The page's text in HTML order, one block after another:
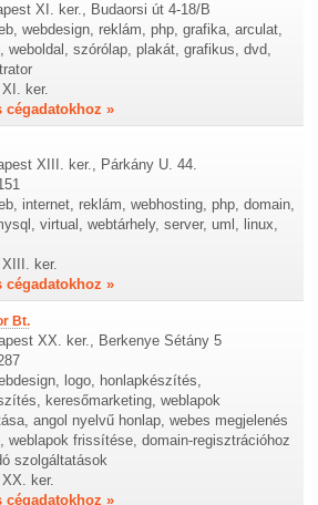
XI. ker., Budaorsi út 4-18/B
webdesign, reklám, php, grafika, arculat,
weboldal, szórólap, plakát, grafikus, dvd,
ker.
cégadatokhoz »
XIII. ker., Párkány U. 44.
internet, reklám, webhosting, php, domain,
virtual, webtárhely, server, uml, linux,
ker.
cégadatokhoz »
Bt.
XX. ker., Berkenye Sétány 5
logo, honlapkészítés,
keresőmarketing, weblapok
angol nyelvű honlap, webes megjelenés
weblapok frissítése, domain-regisztrációhoz
szolgáltatások
ker.
cégadatokhoz »